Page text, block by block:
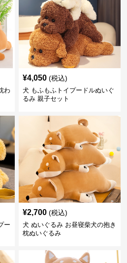
わ
¥4,050 (税込)
犬 もふもふトイプードルぬいぐ
るみ 親子セット
ー
¥2,700 (税込)
犬 ぬいぐるみ お昼寝柴犬の抱き
枕ぬいぐるみ